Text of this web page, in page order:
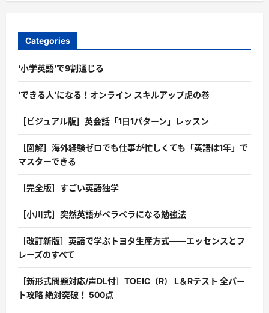
Categories
‘小学英語’で9割通じる
’できる人’になる！オンライン スキルアップ虎の巻
［ビジュアル版］英会話「1日1パターン」レッスン
［図解］海外経験ゼロでも仕事が忙しくても「英語は1年」で
マスターできる
［完全版］すごい英語独学
［小川式］突然英語がペラペラになる勉強法
［改訂新版］英語で学ぶトヨタ生産方式――エッセンスとフ
レーズのすべて
［新形式問題対応/声DL付］TOEIC（R） L＆Rテスト 全パー
ト攻略 絶対突破！ 500点